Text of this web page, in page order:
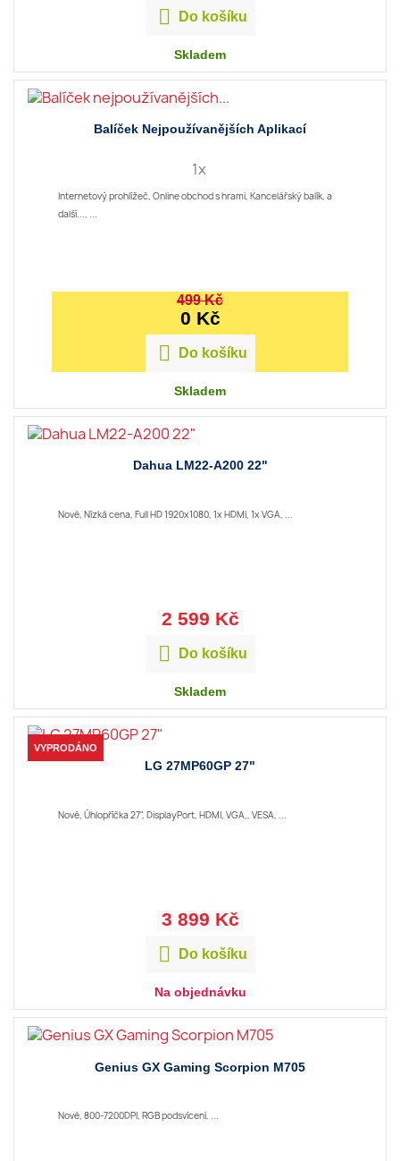
 Do košíku
Skladem
Balíček Nejpoužívanějších Aplikací
1x
Internetový prohlížeč, Online obchod s hrami, Kancelářský balík, a
další..., ...
499 Kč
0 Kč
 Do košíku
Skladem
Dahua LM22-A200 22"
Nové, Nízká cena, Full HD 1920x1080, 1x HDMI, 1x VGA, ...
2 599 Kč
 Do košíku
Skladem
LG 27MP60GP 27"
Nové, Úhlopříčka 27", DisplayPort, HDMI, VGA,, VESA, ...
3 899 Kč
 Do košíku
Na objednávku
VYPRODÁNO
Genius GX Gaming Scorpion M705
Nové, 800-7200DPI, RGB podsvícení, ...